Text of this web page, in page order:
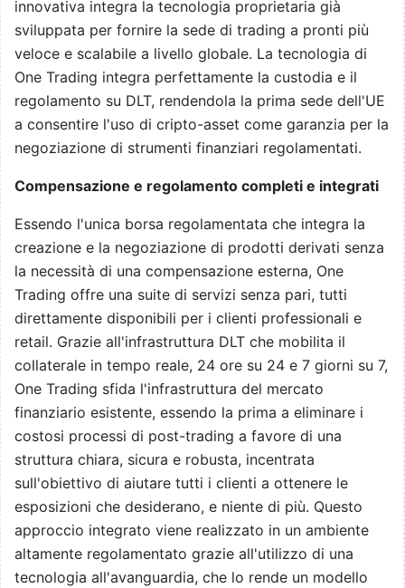
innovativa integra la tecnologia proprietaria già
sviluppata per fornire la sede di trading a pronti più
veloce e scalabile a livello globale. La tecnologia di
One Trading integra perfettamente la custodia e il
regolamento su DLT, rendendola la prima sede dell'UE
a consentire l'uso di cripto-asset come garanzia per la
negoziazione di strumenti finanziari regolamentati.
Compensazione e regolamento completi e integrati
Essendo l'unica borsa regolamentata che integra la
creazione e la negoziazione di prodotti derivati senza
la necessità di una compensazione esterna, One
Trading offre una suite di servizi senza pari, tutti
direttamente disponibili per i clienti professionali e
retail. Grazie all'infrastruttura DLT che mobilita il
collaterale in tempo reale, 24 ore su 24 e 7 giorni su 7,
One Trading sfida l'infrastruttura del mercato
finanziario esistente, essendo la prima a eliminare i
costosi processi di post-trading a favore di una
struttura chiara, sicura e robusta, incentrata
sull'obiettivo di aiutare tutti i clienti a ottenere le
esposizioni che desiderano, e niente di più. Questo
approccio integrato viene realizzato in un ambiente
altamente regolamentato grazie all'utilizzo di una
tecnologia all'avanguardia, che lo rende un modello